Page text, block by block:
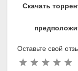
Скачать
Оставьте свой